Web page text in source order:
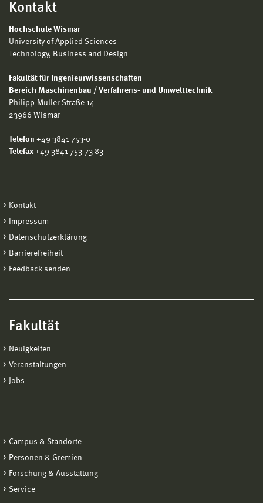
Kontakt
Hochschule Wismar
University of Applied Sciences
Technology, Business and Design
Fakultät für Ingenieurwissenschaften
Bereich Maschinenbau / Verfahrens- und Umwelttechnik
Philipp-Müller-Straße 14
23966 Wismar
Telefon +49 3841 753-0
Telefax +49 3841 753-73 83
Kontakt
Impressum
Datenschutzerklärung
Barrierefreiheit
Feedback senden
Fakultät
Neuigkeiten
Veranstaltungen
Jobs
Campus & Standorte
Personen & Gremien
Forschung & Ausstattung
Service